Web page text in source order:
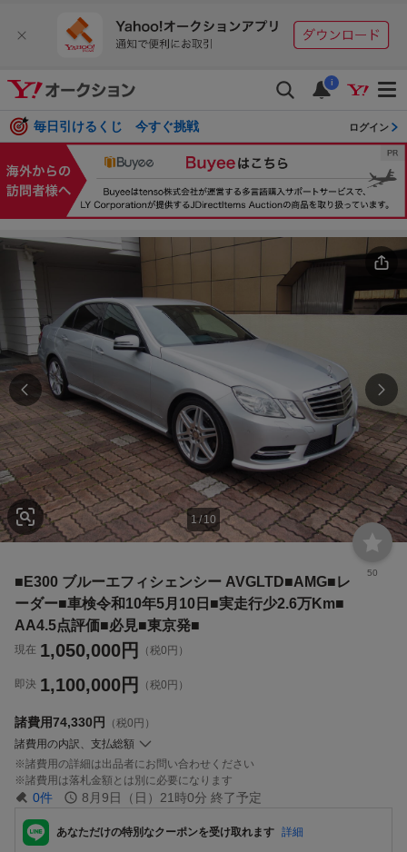
i
毎日引けるくじ 今すぐ挑戦 ログイン
1/10
50
■E300 ブルーエフィシェンシー AVGLTD■AMG■レ
ーダー■車検令和10年5月10日■実走行少2.6万Km■
AA4.5点評価■必見■東京発■
現在 1,050,000円 （税0円）
即決 1,100,000円 （税0円）
諸費用74,330円
（税0円）
諸費用の内訳、支払総額
諸費用の詳細は出品者にお問い合わせください
諸費用は落札金額とは別に必要になります
0件 8月9日（日）21時0分 終了予定
あなただけの特別なクーポンを受け取れます 詳細